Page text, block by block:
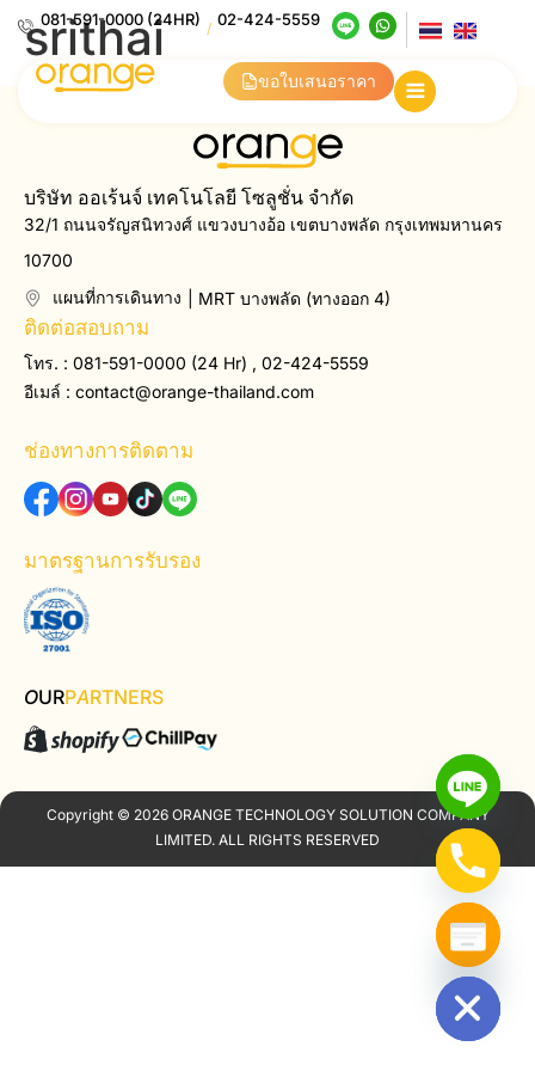
081-591-0000 (24HR) / 02-424-5559
ขอใบเสนอราคา
srithai
บริษัท ออเร้นจ์ เทคโนโลยี โซลูชั่น จำกัด
32/1 ถนนจรัญสนิทวงศ์ แขวงบางอ้อ เขตบางพลัด กรุงเทพมหานคร
10700
แผนที่การเดินทาง
| MRT บางพลัด (ทางออก 4)
ติดต่อสอบถาม
โทร. : 081-591-0000 (24 Hr) , 02-424-5559
อีเมล์ : contact@orange-thailand.com
ช่องทางการติดตาม
มาตรฐานการรับรอง
OURPARTNERS
Copyright © 2026 ORANGE TECHNOLOGY SOLUTION COMPANY
LIMITED. ALL RIGHTS RESERVED
Hide chaty